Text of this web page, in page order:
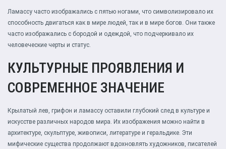
Ламассу часто изображались с пятью ногами, что символизировало их
способность двигаться как в мире людей, так и в мире богов. Они также
часто изображались с бородой и одеждой, что подчеркивало их
человеческие черты и статус.
КУЛЬТУРНЫЕ ПРОЯВЛЕНИЯ И
СОВРЕМЕННОЕ ЗНАЧЕНИЕ
Крылатый лев, грифон и ламассу оставили глубокий след в культуре и
искусстве различных народов мира. Их изображения можно найти в
архитектуре, скульптуре, живописи, литературе и геральдике. Эти
мифические существа продолжают вдохновлять художников, писателей